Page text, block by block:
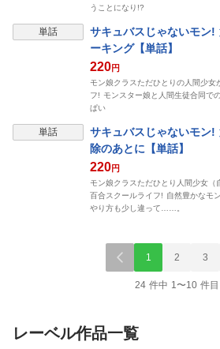
うことになり!?
表示制限中
単話
サキュバスじゃないモン!
ーキング【単話】
220円
モン娘クラスただひとりの人間少女
フ! モンスター娘と人間生徒合同で
ぱい
表示制限中
単話
サキュバスじゃないモン
除のあとに【単話】
220円
モン娘クラスただひとり人間少女（
百合スクールライフ! 自然豊かなモ
やり方も少し違って……。
1 2 3
24 件中 1〜10 件目
レーベル作品一覧